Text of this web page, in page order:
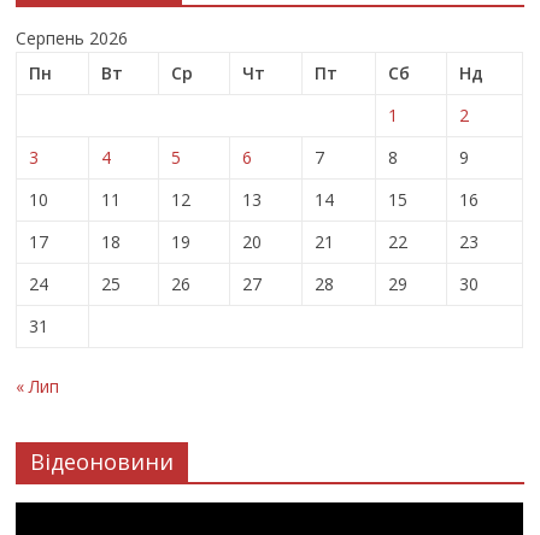
Серпень 2026
Пн
Вт Ср Чт Пт Сб
Нд
1
2
3
4 5 6 7 8
9
10
11 12 13 14 15
16
17
18 19 20 21 22
23
24
25 26 27 28 29
30
31
« Лип
Відеоновини